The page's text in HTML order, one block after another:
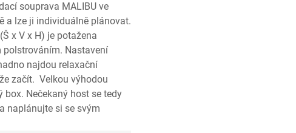
souprava MALIBU ve
a lze ji individuálně plánovat.
x V x H) je potažena
polstrováním. Nastavení
najdou relaxační
začít. Velkou výhodou
Nečekaný host se tedy
naplánujte si se svým